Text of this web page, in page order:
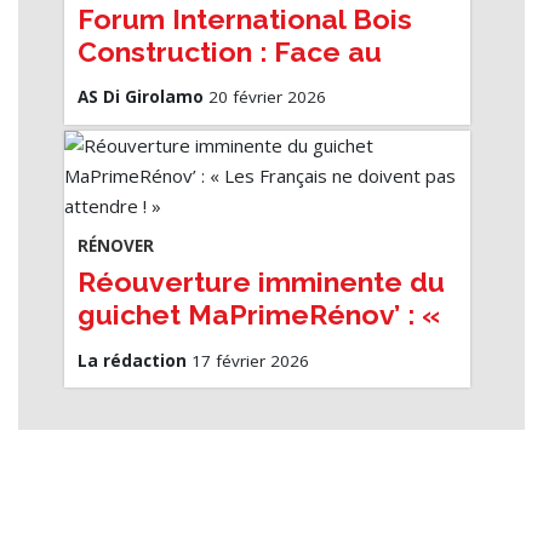
Forum International Bois
Construction : Face au
climat
AS Di Girolamo 20 février 2026
RÉNOVER
Réouverture imminente du
guichet MaPrimeRénov’ : «
Les Français ne doivent pas
attendre ! »
La rédaction 17 février 2026